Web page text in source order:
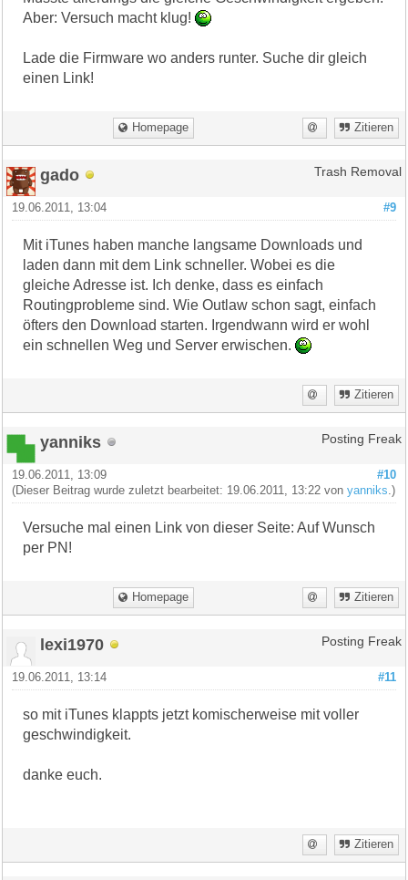
Aber: Versuch macht klug!
Lade die Firmware wo anders runter. Suche dir gleich
einen Link!
Homepage Zitieren
gado Trash Removal
#9
19.06.2011, 13:04
Mit iTunes haben manche langsame Downloads und
laden dann mit dem Link schneller. Wobei es die
gleiche Adresse ist. Ich denke, dass es einfach
Routingprobleme sind. Wie Outlaw schon sagt, einfach
öfters den Download starten. Irgendwann wird er wohl
ein schnellen Weg und Server erwischen.
Zitieren
yanniks Posting Freak
#10
19.06.2011, 13:09
(Dieser Beitrag wurde zuletzt bearbeitet: 19.06.2011, 13:22 vonyanniks .)
Versuche mal einen Link von dieser Seite: Auf Wunsch
per PN!
Homepage Zitieren
lexi1970 Posting Freak
#11
19.06.2011, 13:14
so mit iTunes klappts jetzt komischerweise mit voller
geschwindigkeit.
danke euch.
Zitieren